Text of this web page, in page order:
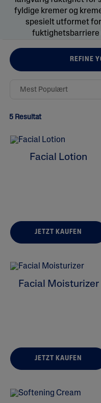
fyldige kremer og
spesielt utformet
fuktighetsbarriere
REFINE
Hudtype
5 Resultat
Facial Lotion
JETZT KAUFEN
Facial Moisturizer
JETZT KAUFEN